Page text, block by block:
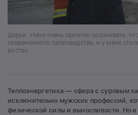
Дарья: «Мне очень приятно осознавать,
современного производства, и у меня
роста»
Теплоэнергетика — сфера с суровым
исключительно мужских профессий,
физической силы и выносливости. Но